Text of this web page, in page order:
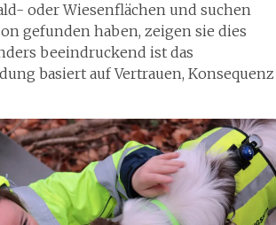
oder Wiesenflächen und suchen
gefunden haben, zeigen sie dies
beeindruckend ist das
basiert auf Vertrauen, Konsequenz